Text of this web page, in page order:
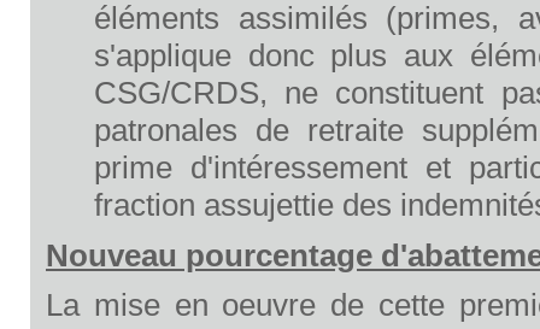
éléments assimilés (primes,
s'applique donc plus aux
CSG/CRDS, ne constituent
patronales de retraite
prime d'intéressement et
fraction assujettie des
Nouveau pourcentage
La mise en oeuvre de cette